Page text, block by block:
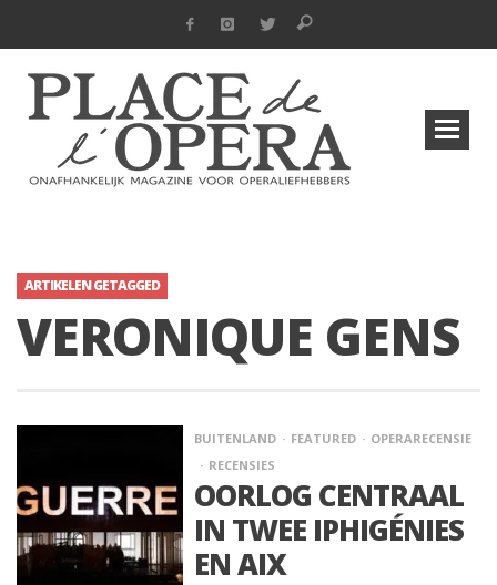
ARTIKELEN GETAGGED
VERONIQUE GENS
BUITENLAND FEATURED
OPERARECENSIE
RECENSIES
OORLOG CENTRAAL
IN TWEE IPHIGÉNIES
EN AIX